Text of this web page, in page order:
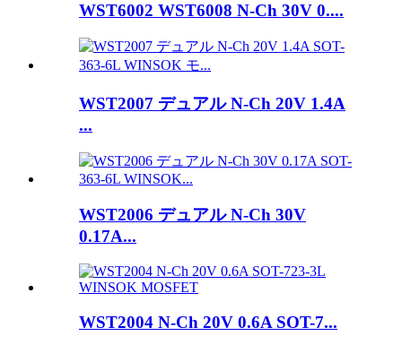
WST6002 WST6008 N-Ch 30V 0....
WST2007 デュアル N-Ch 20V 1.4A
...
WST2006 デュアル N-Ch 30V
0.17A...
WST2004 N-Ch 20V 0.6A SOT-7...